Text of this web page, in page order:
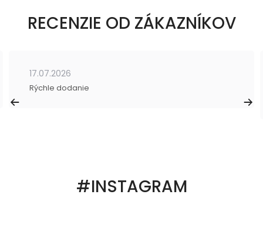
RECENZIE OD ZÁKAZNÍKOV
17.07.2026
Rýchle dodanie
#INSTAGRAM